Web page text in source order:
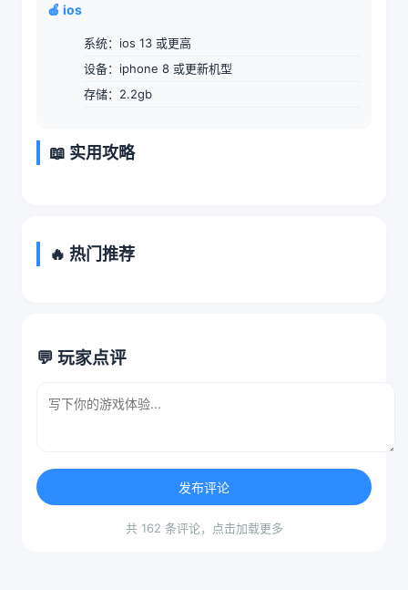
🍎 ios
系统：ios 13 或更高
设备：iphone 8 或更新机型
存储：2.2gb
📖 实用攻略
🔥 热门推荐
💬 玩家点评
发布评论
共 162 条评论，点击加载更多